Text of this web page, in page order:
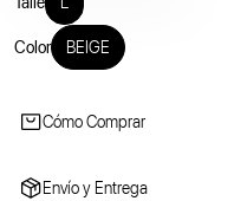
Color BEIGE
Cómo Comprar
Envío y Entrega